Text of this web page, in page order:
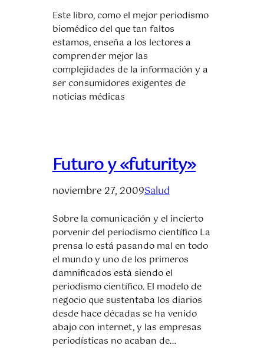
Este libro, como el mejor periodismo
biomédico del que tan faltos
estamos, enseña a los lectores a
comprender mejor las
complejidades de la información y a
ser consumidores exigentes de
noticias médicas
Futuro y «futurity»
noviembre 27, 2009Salud
Sobre la comunicación y el incierto
porvenir del periodismo científico La
prensa lo está pasando mal en todo
el mundo y uno de los primeros
damnificados está siendo el
periodismo científico. El modelo de
negocio que sustentaba los diarios
desde hace décadas se ha venido
abajo con internet, y las empresas
periodísticas no acaban de…